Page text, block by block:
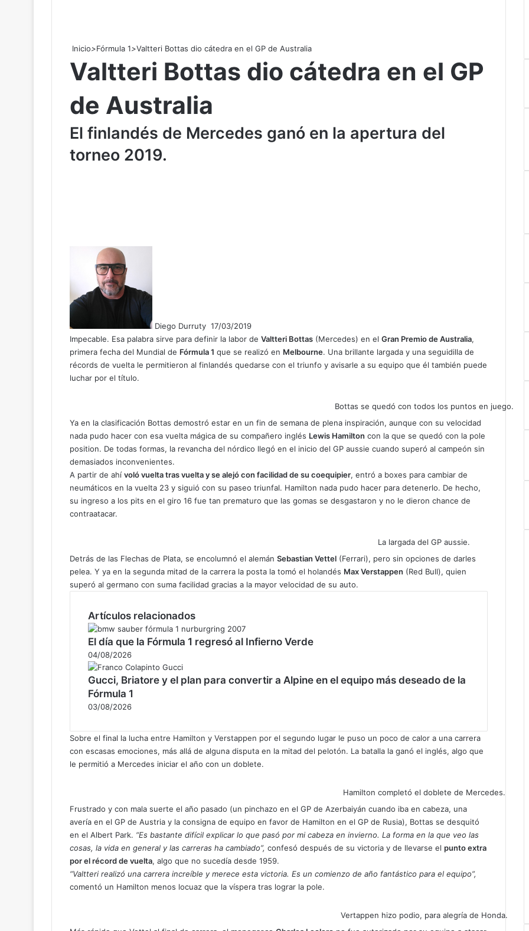
Inicio>Fórmula 1>Valtteri Bottas dio cátedra en el GP de Australia
Valtteri Bottas dio cátedra en el GP
de Australia
El finlandés de Mercedes ganó en la apertura del
torneo 2019.
Diego Durruty o
n
X
17/03/2019
Impecable. Esa palabra sirve para definir la labor de Valtteri Bottas (Mercedes) en el Gran Premio de Australia,
primera fecha del Mundial de Fórmula 1 que se realizó en Melbourne. Una brillante largada y una seguidilla de
récords de vuelta le permitieron al finlandés quedarse con el triunfo y avisarle a su equipo que él también puede
luchar por el título.
Bottas se quedó con todos los puntos en juego.
Ya en la clasificación Bottas demostró estar en un fin de semana de plena inspiración, aunque con su velocidad
nada pudo hacer con esa vuelta mágica de su compañero inglés Lewis Hamilton con la que se quedó con la pole
position. De todas formas, la revancha del nórdico llegó en el inicio del GP aussie cuando superó al campeón sin
demasiados inconvenientes.
A partir de ahí voló vuelta tras vuelta y se alejó con facilidad de su coequipier, entró a boxes para cambiar de
neumáticos en la vuelta 23 y siguió con su paseo triunfal. Hamilton nada pudo hacer para detenerlo. De hecho,
su ingreso a los pits en el giro 16 fue tan prematuro que las gomas se desgastaron y no le dieron chance de
contraatacar.
La largada del GP aussie.
Detrás de las Flechas de Plata, se encolumnó el alemán Sebastian Vettel (Ferrari), pero sin opciones de darles
pelea. Y ya en la segunda mitad de la carrera la posta la tomó el holandés Max Verstappen (Red Bull), quien
superó al germano con suma facilidad gracias a la mayor velocidad de su auto.
Artículos relacionados
El día que la Fórmula 1 regresó al Infierno Verde
04/08/2026
Gucci, Briatore y el plan para convertir a Alpine en el equipo más deseado de la
Fórmula 1
03/08/2026
Sobre el final la lucha entre Hamilton y Verstappen por el segundo lugar le puso un poco de calor a una carrera
con escasas emociones, más allá de alguna disputa en la mitad del pelotón. La batalla la ganó el inglés, algo que
le permitió a Mercedes iniciar el año con un doblete.
Hamilton completó el doblete de Mercedes.
Frustrado y con mala suerte el año pasado (un pinchazo en el GP de Azerbaiyán cuando iba en cabeza, una
avería en el GP de Austria y la consigna de equipo en favor de Hamilton en el GP de Rusia), Bottas se desquitó
en el Albert Park. “Es bastante difícil explicar lo que pasó por mi cabeza en invierno. La forma en la que veo las
cosas, la vida en general y las carreras ha cambiado”, confesó después de su victoria y de llevarse el punto extra
por el récord de vuelta, algo que no sucedía desde 1959.
“Valtteri realizó una carrera increíble y merece esta victoria. Es un comienzo de año fantástico para el equipo”,
comentó un Hamilton menos locuaz que la víspera tras lograr la pole.
Vertappen hizo podio, para alegría de Honda.